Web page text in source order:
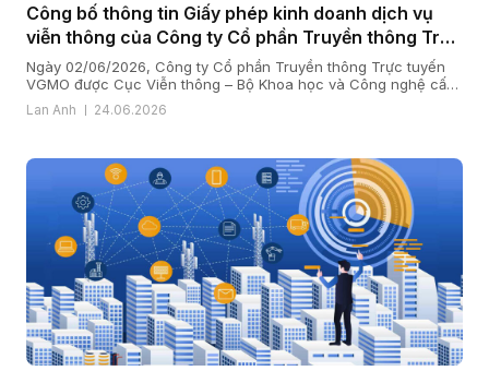
Công bố thông tin Giấy phép kinh doanh dịch vụ
viễn thông của Công ty Cổ phần Truyền thông Trực
tuyến VGMO
Ngày 02/06/2026, Công ty Cổ phần Truyền thông Trực tuyến
VGMO được Cục Viễn thông – Bộ Khoa học và Công nghệ cấp
Giấy phép kinh doanh dịch vụ viễn thông số 180/GP-CVT. Thực
hiện quy định tại khoản 6 Điều 35 Nghị định số 163/2024/NĐ-
Lan Anh 24.06.2026